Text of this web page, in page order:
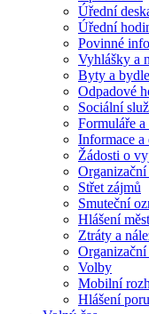
Úřední
Úřední
Povinné
Vyhlášky a
Byty a
Odpadové
Sociální
Formuláře a
Informace a
Žádosti o
Střet zájmů
Smuteční
Hlášení
Ztráty a
Volby
Mobilní
Hlášení